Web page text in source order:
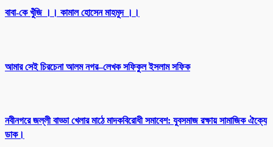
বাবা-কে খুঁজি ।। কামাল হোসেন মাহমুদ ।।
আমার সেই চিরচেনা আলম নগর–লেখক সফিকুল ইসলাম সফিক
নবীনগরে জল্লী বাড্ডা খেলার মাঠে মাদকবিরোধী সমাবেশ: যুবসমাজ রক্ষায় সামাজিক ঐক্যে
ডাক।